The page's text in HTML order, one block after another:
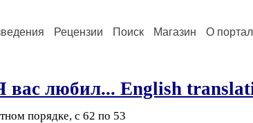
Рецензии Поиск Магазин О
любил... English
порядке, с 62 по 53